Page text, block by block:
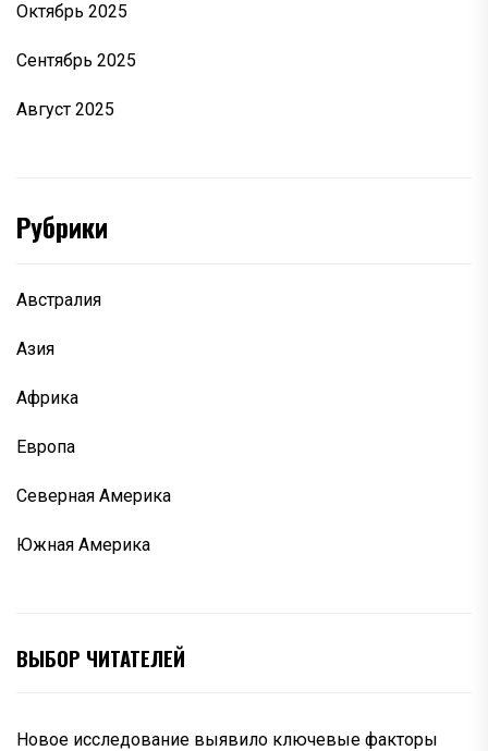
Октябрь 2025
Сентябрь 2025
Август 2025
Рубрики
Австралия
Азия
Африка
Европа
Северная Америка
Южная Америка
ВЫБОР ЧИТАТЕЛЕЙ
Новое исследование выявило ключевые факторы